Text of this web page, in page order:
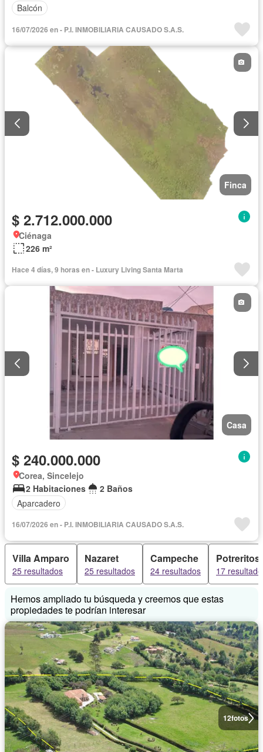
Balcón
16/07/2026 en - P.I. INMOBILIARIA CAUSADO S.A.S.
Finca
$ 2.712.000.000
Ciénaga
226 m²
Hace 4 días, 9 horas en - Luxury Living Santa Marta
Casa
$ 240.000.000
Corea, Sincelejo
2 Habitaciones
2 Baños
Aparcadero
16/07/2026 en - P.I. INMOBILIARIA CAUSADO S.A.S.
Villa Amparo
25 resultados
Nazaret
25 resultados
Campeche
24 resultados
Potreritos
17
Hemos ampliado tu búsqueda y creemos que estas
propiedades te podrían interesar
12fotos